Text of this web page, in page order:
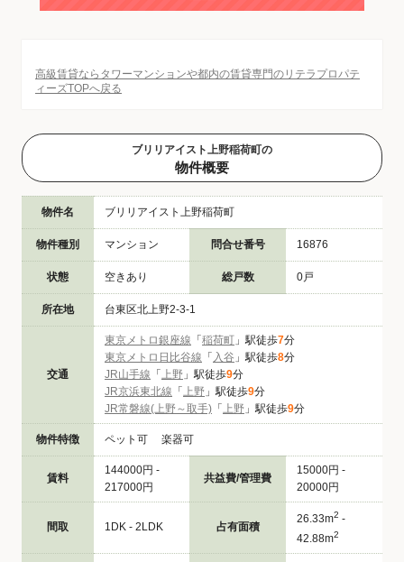
高級賃貸ならタワーマンションや都内の賃貸専門のリテラプロパテ
ィーズTOPへ戻る
ブリリアイスト上野稲荷町の
物件概要
物件名 ブリリアイスト上野稲荷町
物件種別 マンション 問合せ番号 16876
状態 空きあり 総戸数 0戸
所在地 台東区北上野2-3-1
交通
東京メトロ銀座線 「 稲荷町 」駅徒歩7分
東京メトロ日比谷線 「 入谷 」駅徒歩8分
JR山手線 「 上野 」駅徒歩9分
JR京浜東北線 「 上野 」駅徒歩9分
JR常磐線(上野～取手) 「 上野 」駅徒歩9分
物件特徴 ペット可 楽器可
賃料
144000円 -
217000円
共益費/管理費
15000円 -
20000円
間取 1DK - 2LDK 占有面積
26.33m2 -
42.88m2